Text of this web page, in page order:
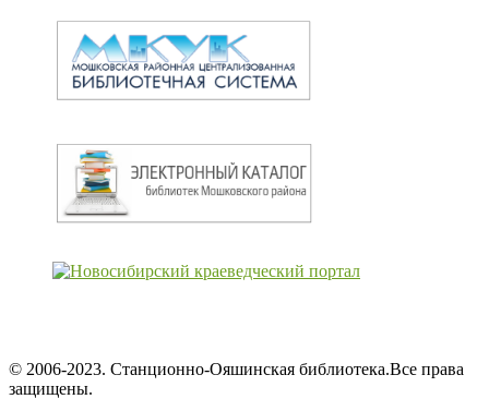
© 2006-2023. Станционно-Ояшинская библиотека.Все права
защищены.